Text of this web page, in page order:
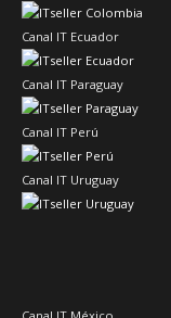
Canal IT Ecuador
Canal IT Paraguay
Canal IT Perú
Canal IT Uruguay